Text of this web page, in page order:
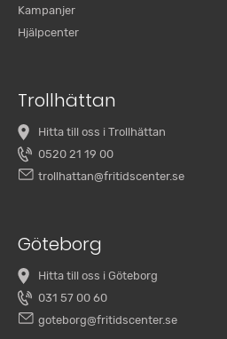
Kampanjer
Hjälpcenter
Trollhättan
Hitta till oss i Trollhättan
0520 21 19 00
trollhattan@fritidscenter.se
Göteborg
Hitta till oss i Göteborg
031 57 00 60
goteborg@fritidscenter.se